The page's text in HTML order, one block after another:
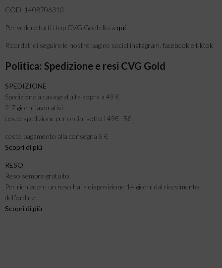
COD. 1408706310
Per vedere tutti i top CVG Gold clicca qui
Ricordati di seguire le nostre pagine social instagram facebook e tiktok
Politica: Spedizione e resi CVG Gold
SPEDIZIONE
Spedizione a casa gratuita sopra a 49 €
2-7 giorni lavorativi
costo spedizione per ordini sotto i 49€ : 5€
costo pagamento alla consegna 5 €
Scopri di più
RESO
Reso sempre gratuito.
Per richiedere un reso hai a disposizione 14 giorni dal ricevimento
dell’ordine.
Scopri di più